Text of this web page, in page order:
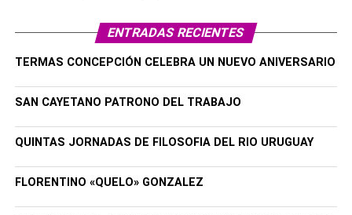
ENTRADAS RECIENTES
TERMAS CONCEPCIÓN CELEBRA UN NUEVO ANIVERSARIO
SAN CAYETANO PATRONO DEL TRABAJO
QUINTAS JORNADAS DE FILOSOFIA DEL RIO URUGUAY
FLORENTINO «QUELO» GONZALEZ